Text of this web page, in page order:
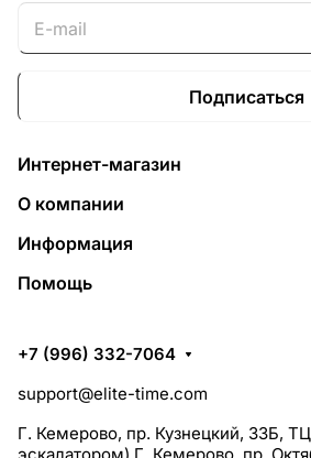
Подписаться
Интернет-магазин
О компании
Информация
Помощь
+7 (996) 332-7064
support@elite-time.com
Г. Кемерово, пр. Кузнецкий, 33Б,